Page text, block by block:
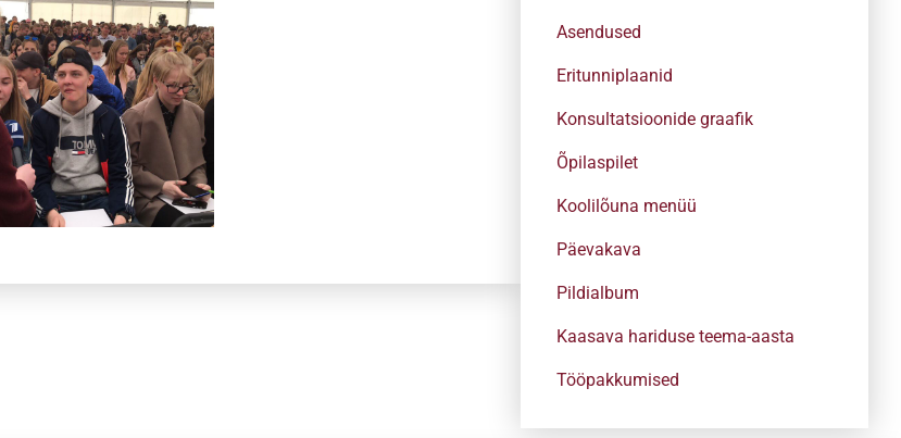
Asendused
Eritunniplaanid
Konsultatsioonide graafik
Õpilaspilet
Koolilõuna menüü
Päevakava
Pildialbum
Kaasava hariduse teema-aasta
Tööpakkumised